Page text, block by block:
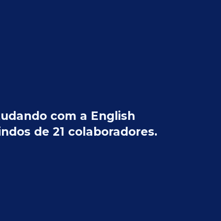
com a English
de 21 colaboradores.